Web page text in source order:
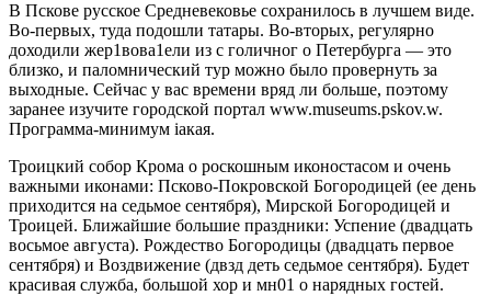
В Пскове русское Средневековье сохранилось в лучшем виде.
Во-первых, туда подошли татары. Во-вторых, регулярно
доходили жер1вова1ели из с голичног о Петербурга — это
близко, и паломнический тур можно было провернуть за
выходные. Сейчас у вас времени вряд ли больше, поэтому
заранее изучите городской портал www.museums.pskov.w.
Программа-минимум iакая.
Троицкий собор Крома о роскошным иконостасом и очень
важными иконами: Псково-Покровской Богородицей (ее день
приходится на седьмое сентября), Мирской Богородицей и
Троицей. Ближайшие большие праздники: Успение (двадцать
восьмое августа). Рождество Богородицы (двадцать первое
сентября) и Воздвижение (двзд деть седьмое сентября). Будет
красивая служба, большой хор и мн01 о нарядных гостей.